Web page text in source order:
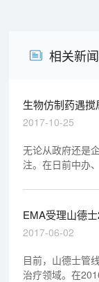
相关新闻
生物仿制药遇搅
2017-10-25
无论从政府还是
注。在日前中办
励药品医疗器械
持鼓励创新与促
物类似药、具有
EMA受理山德
2017-06-02
目前，山德士管
治疗领域。在